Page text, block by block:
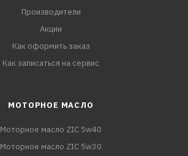
Производители
Акции
Как оформить заказ
Как записаться на сервис
МОТОРНОЕ МАСЛО
Моторное масло ZIC 5w40
Моторное масло ZIC 5w30